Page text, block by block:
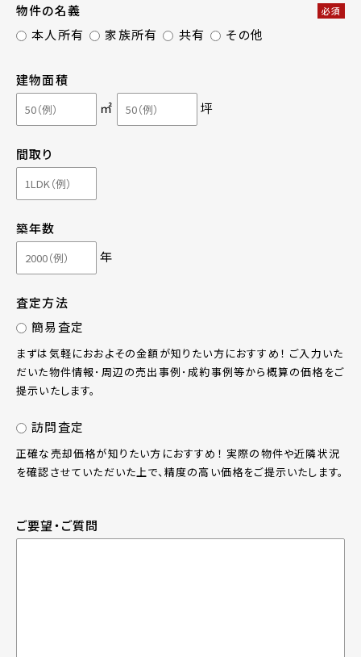
物件の名義 必須
本人所有 家族所有 共有 その他
建物面積
㎡
坪
間取り
築年数
年
査定方法
簡易査定
まずは気軽におおよその金額が知りたい方におすすめ！ ご入力いた
だいた物件情報･周辺の売出事例･成約事例等から概算の価格をご
提示いたします。
訪問査定
正確な売却価格が知りたい方におすすめ！ 実際の物件や近隣状況
を確認させていただいた上で、精度の高い価格をご提示いたします。
ご要望・ご質問